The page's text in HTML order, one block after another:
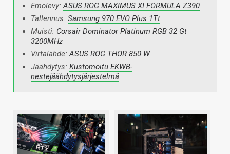
Emolevy:ASUS ROG MAXIMUS XI FORMULA Z390
Tallennus: Samsung 970 EVO Plus 1Tt
Muisti: Corsair Dominator Platinum RGB 32 Gt
3200MHz
Virtalähde:ASUS ROG THOR 850 W
Jäähdytys: Kustomoitu EKWB-
nestejäähdytysjärjestelmä